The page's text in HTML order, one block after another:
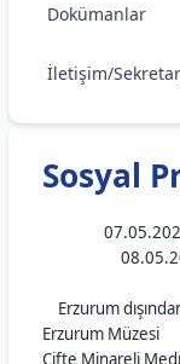
Dokümanlar
İletişim/
Sosyal
Erzurum
Erzurum Müzesi
Çifte Minareli